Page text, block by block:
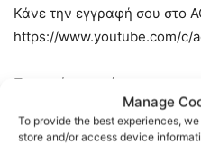
Manage
To provide the best experiences,
store and/or access device
Κάνε την εγγραφή σου στο
https://www.youtube.com/c/
Περισσότερα νέα στο
http://www.acpaok.gr/